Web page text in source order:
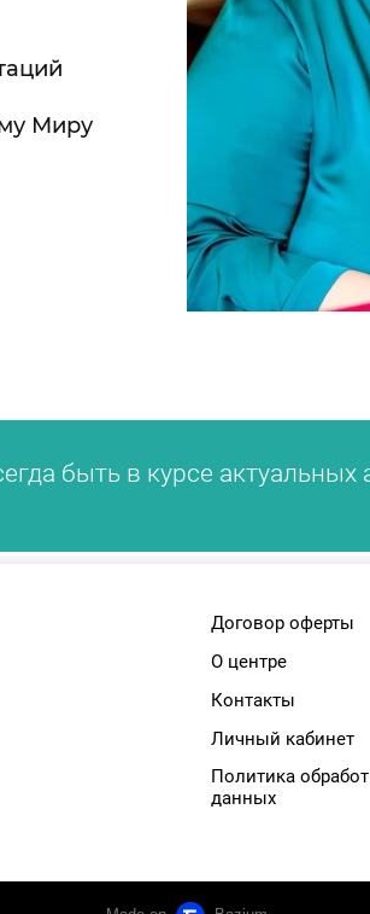
Миру
быть в курсе актуальных
Договор оферты
О центре
Контакты
Личный кабинет
Политика
данных